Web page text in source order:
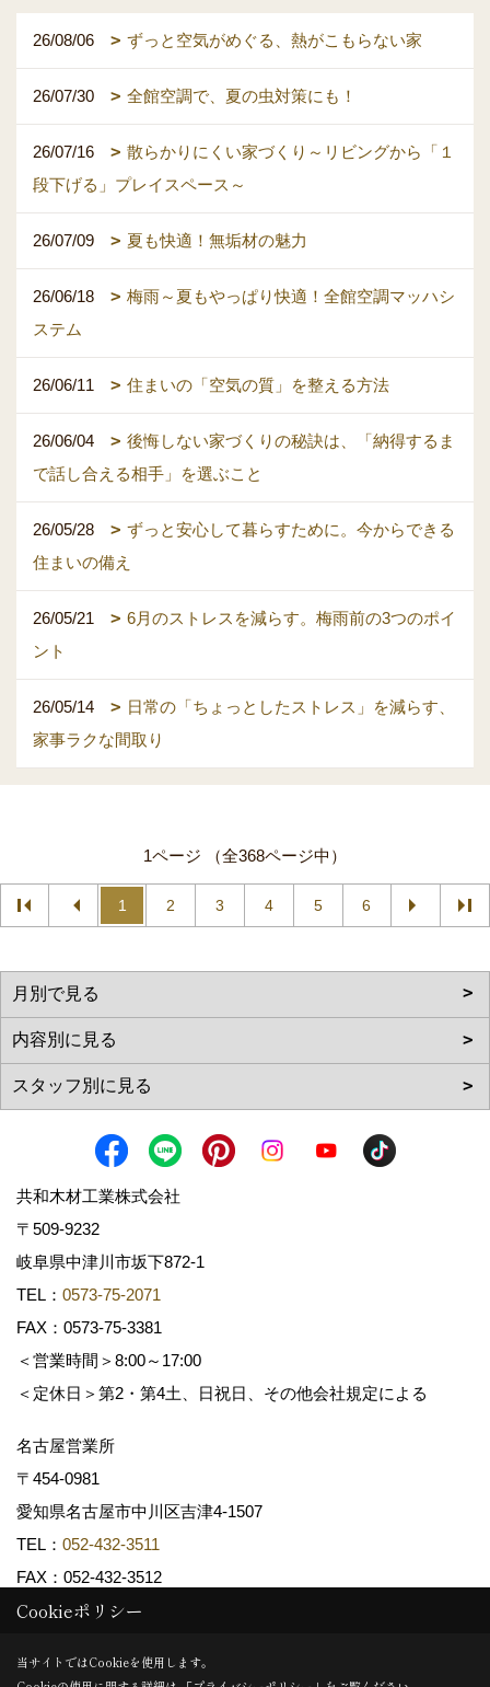
26/08/06 ずっと空気がめぐる、熱がこもらない家
26/07/30 全館空調で、夏の虫対策にも！
26/07/16
散らかりにくい家づくり～リビングから「１
段下げる」プレイスペース～
26/07/09 夏も快適！無垢材の魅力
26/06/18
梅雨～夏もやっぱり快適！全館空調マッハシ
ステム
26/06/11 住まいの「空気の質」を整える方法
26/06/04
後悔しない家づくりの秘訣は、「納得するま
で話し合える相手」を選ぶこと
26/05/28
ずっと安心して暮らすために。今からできる
住まいの備え
26/05/21
6月のストレスを減らす。梅雨前の3つのポイ
ント
26/05/14
日常の「ちょっとしたストレス」を減らす、
家事ラクな間取り
1ページ （全368ページ中）
1 2 3 4 5 6
共和木材工業株式会社
〒509-9232
岐阜県中津川市坂下872‐1
TEL： 0573-75-2071
FAX：0573-75-3381
＜営業時間＞8:00～17:00
＜定休日＞第2・第4土、日祝日、その他会社規定による
名古屋営業所
〒454-0981
愛知県名古屋市中川区吉津4-1507
TEL： 052-432-3511
FAX：052-432-3512
Copyright (c) 共和木材工業株式会社. All Rights Reserved.
Cookieポリシー
当サイトではCookieを使用します。